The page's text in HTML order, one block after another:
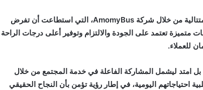
يواصل رجل الأعمال محمد عبد المولى تحقيق نجاحات متتالية من خلال شركة AmomyBus، التي استطاعت أن تفرض
تعتمد على الجودة والالتزام وتوفير أعلى درجات الراحة
للعملاء.
امتد ليشمل المشاركة الفاعلة في خدمة المجتمع من خلال
احتياجاتهم اليومية، في إطار رؤية تؤمن بأن النجاح الحقيقي